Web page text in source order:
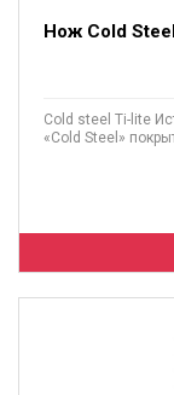
Нож Cold
Cold steel Ti-lite
«Cold Steel»